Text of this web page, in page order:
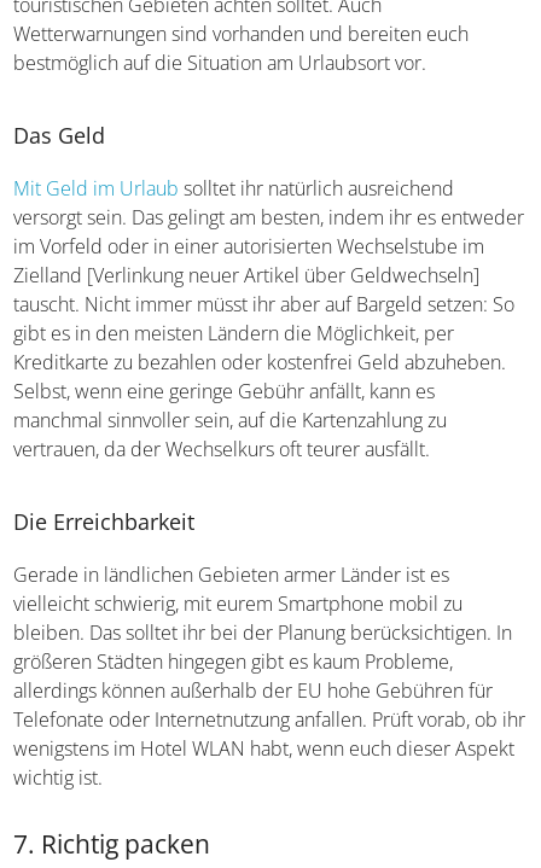
Beachtet auch die möglichen Sicherheitshinweise für
manche Länder, die ihr stets aktuell auf der Seite des
Auswärtigen Amtes nachlesen könnt. Dort erfahrt ihr
in touristischen Gebieten achten solltet. Auch
bestmöglich auf die Situation am Urlaubsort vor.
Das Geld
Mit Geld im Urlaubsolltet ihr natürlich ausreichend
versorgt sein. Das gelingt am besten, indem ihr es
entweder im Vorfeld oder in einer autorisierten
Wechselstube im Zielland [Verlinkung neuer Artikel über
Geldwechseln] tauscht. Nicht immer müsst ihr aber auf
Bargeld setzen: So gibt es in den meisten Ländern die
Geld abzuheben. Selbst, wenn eine geringe Gebühr
Kartenzahlung zu vertrauen, da der Wechselkurs oft
teurer ausfällt.
Die Erreichbarkeit
Gerade in ländlichen Gebieten armer Länder ist es
vielleicht schwierig, mit eurem Smartphone mobil zu
bleiben. Das solltet ihr bei der Planung berücksichtigen.
allerdings können außerhalb der EU hohe Gebühren für